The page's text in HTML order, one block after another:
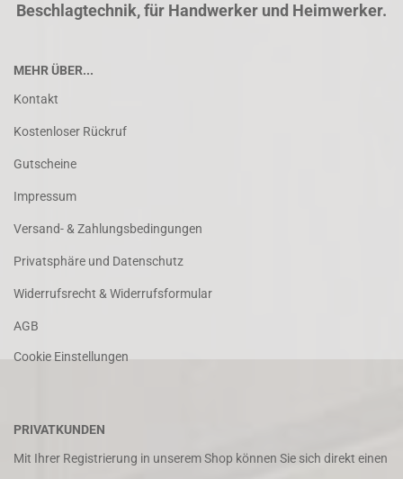
Beschlagtechnik, für Handwerker und Heimwerker.
MEHR ÜBER...
Kontakt
Kostenloser Rückruf
Gutscheine
Impressum
Versand- & Zahlungsbedingungen
Privatsphäre und Datenschutz
Widerrufsrecht & Widerrufsformular
AGB
Cookie Einstellungen
PRIVATKUNDEN
Mit Ihrer Registrierung in unserem Shop können Sie sich direkt einen